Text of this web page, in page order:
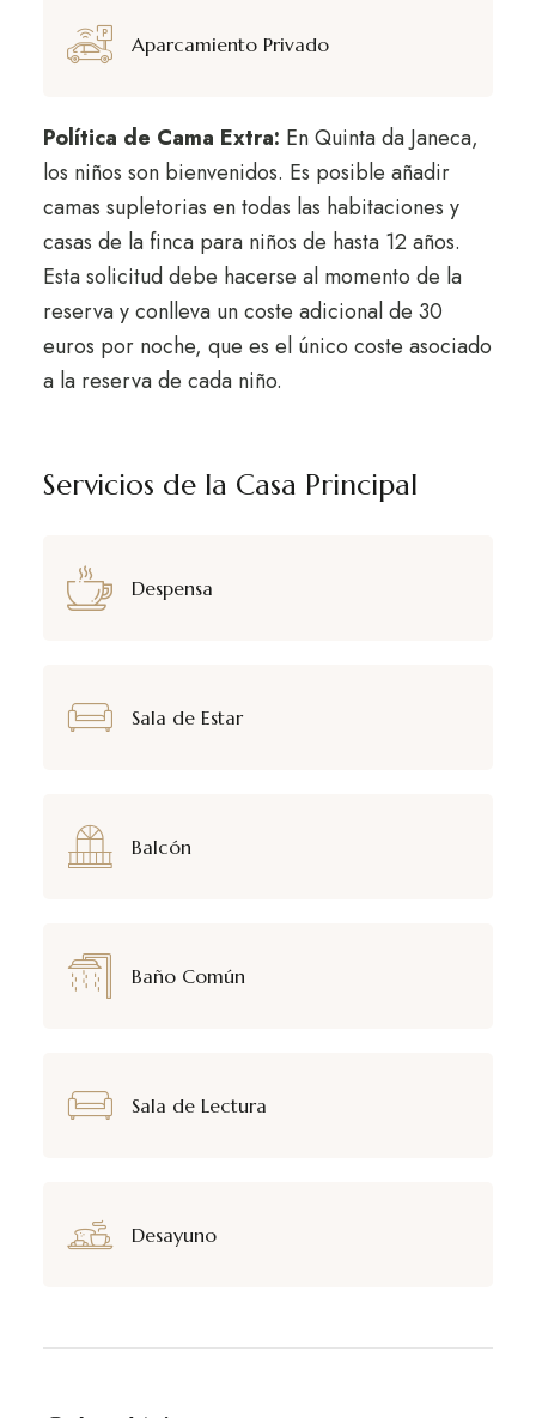
Aparcamiento Privado
Política de Cama Extra: En Quinta da Janeca,
los niños son bienvenidos. Es posible añadir
camas supletorias en todas las habitaciones y
casas de la finca para niños de hasta 12 años.
Esta solicitud debe hacerse al momento de la
reserva y conlleva un coste adicional de 30
euros por noche, que es el único coste asociado
a la reserva de cada niño.
Servicios de la Casa Principal
Despensa
Sala de Estar
Balcón
Baño Común
Sala de Lectura
Desayuno